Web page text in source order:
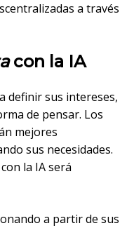
a través
con la IA
definir sus intereses,
de pensar. Los
mejores
sus necesidades.
la IA será
a partir de sus